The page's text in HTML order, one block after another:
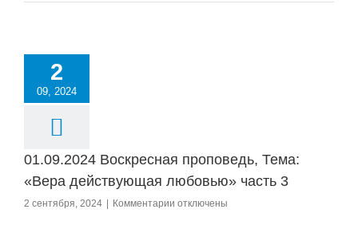
2
09, 2024
01.09.2024 Воскресная проповедь, Тема:
«Вера действующая любовью» часть 3
2 сентября, 2024 Комментарии котключены